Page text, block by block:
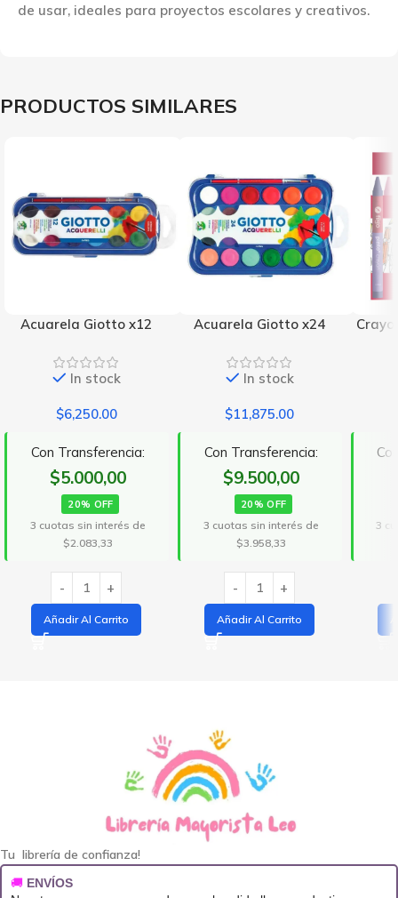
de usar, ideales para proyectos escolares y creativos.
PRODUCTOS SIMILARES
Acuarela Giotto x12
In stock
$6,250.00
Con Transferencia:
$5.000,00
20% OFF
3 cuotas sin interés de
$2.083,33
Añadir Al Carrito
Acuarela Giotto x24
In stock
$11,875.00
Con Transferencia:
$9.500,00
20% OFF
3 cuotas sin interés de
$3.958,33
Añadir Al Carrito
3
Tu librería de confianza!
🚚 ENVÍOS